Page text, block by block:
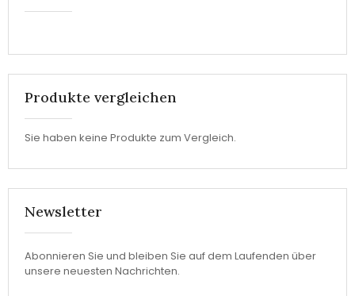
Produkte vergleichen
Sie haben keine Produkte zum Vergleich.
Newsletter
Abonnieren Sie und bleiben Sie auf dem Laufenden über
unsere neuesten Nachrichten.